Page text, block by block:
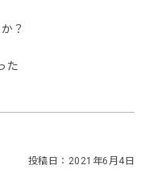
？
た
投稿日：2021年6月4日